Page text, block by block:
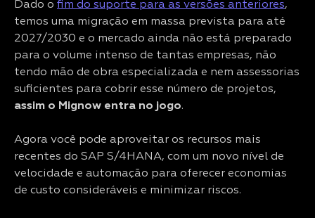
Dado o fim do suporte para as versões anteriores,
temos uma migração em massa prevista para até
2027/2030 e o mercado ainda não está preparado
para o volume intenso de tantas empresas, não
tendo mão de obra especializada e nem assessorias
suficientes para cobrir esse número de projetos,
assim o Mignow entra no jogo.
Agora você pode aproveitar os recursos mais
recentes do SAP S/4HANA, com um novo nível de
velocidade e automação para oferecer economias
de custo consideráveis e minimizar riscos.